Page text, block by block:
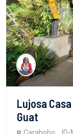
Lujosa
Guat
Carabobo ID-